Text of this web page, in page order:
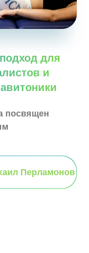
для
и
посвящен
Перламонов